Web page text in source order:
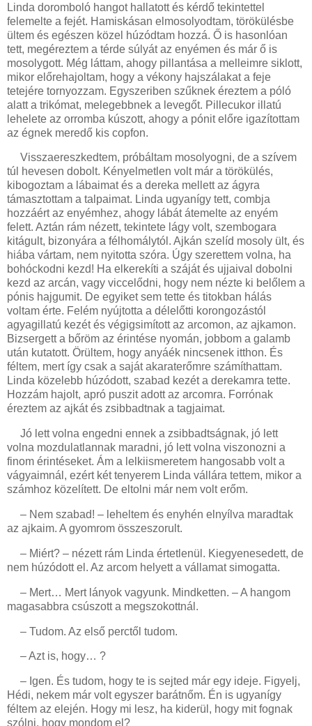
Linda doromboló hangot hallatott és kérdő tekintettel
felemelte a fejét. Hamiskásan elmosolyodtam, törökülésbe
ültem és egészen közel húzódtam hozzá. Ő is hasonlóan
tett, megéreztem a térde súlyát az enyémen és már ő is
mosolygott. Még láttam, ahogy pillantása a melleimre siklott,
mikor előrehajoltam, hogy a vékony hajszálakat a feje
tetejére tornyozzam. Egyszeriben szűknek éreztem a póló
alatt a trikómat, melegebbnek a levegőt. Pillecukor illatú
lehelete az orromba kúszott, ahogy a pónit előre igazítottam
az égnek meredő kis copfon.
Visszaereszkedtem, próbáltam mosolyogni, de a szívem
túl hevesen dobolt. Kényelmetlen volt már a törökülés,
kibogoztam a lábaimat és a dereka mellett az ágyra
támasztottam a talpaimat. Linda ugyanígy tett, combja
hozzáért az enyémhez, ahogy lábát átemelte az enyém
felett. Aztán rám nézett, tekintete lágy volt, szembogara
kitágult, bizonyára a félhomálytól. Ajkán szelíd mosoly ült, és
hiába vártam, nem nyitotta szóra. Úgy szerettem volna, ha
bohóckodni kezd! Ha elkerekíti a száját és ujjaival dobolni
kezd az arcán, vagy viccelődni, hogy nem nézte ki belőlem a
pónis hajgumit. De egyiket sem tette és titokban hálás
voltam érte. Felém nyújtotta a délelőtti korongozástól
agyagillatú kezét és végigsimított az arcomon, az ajkamon.
Bizsergett a bőröm az érintése nyomán, jobbom a galamb
után kutatott. Örültem, hogy anyáék nincsenek itthon. És
féltem, mert így csak a saját akaraterőmre számíthattam.
Linda közelebb húzódott, szabad kezét a derekamra tette.
Hozzám hajolt, apró puszit adott az arcomra. Forrónak
éreztem az ajkát és zsibbadtnak a tagjaimat.
Jó lett volna engedni ennek a zsibbadtságnak, jó lett
volna mozdulatlannak maradni, jó lett volna viszonozni a
finom érintéseket. Ám a lelkiismeretem hangosabb volt a
vágyaimnál, ezért két tenyerem Linda vállára tettem, mikor a
számhoz közelített. De eltolni már nem volt erőm.
– Nem szabad! – leheltem és enyhén elnyílva maradtak
az ajkaim. A gyomrom összeszorult.
– Miért? – nézett rám Linda értetlenül. Kiegyenesedett, de
nem húzódott el. Az arcom helyett a vállamat simogatta.
– Mert… Mert lányok vagyunk. Mindketten. – A hangom
magasabbra csúszott a megszokottnál.
– Tudom. Az első perctől tudom.
– Azt is, hogy… ?
– Igen. És tudom, hogy te is sejted már egy ideje. Figyelj,
Hédi, nekem már volt egyszer barátnőm. Én is ugyanígy
féltem az elején. Hogy mi lesz, ha kiderül, hogy mit fognak
szólni, hogy mondom el?